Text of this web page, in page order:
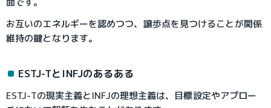
お互いのエネルギーを認めつつ、譲歩点を見つけることが関係
維持の鍵となります。
ESTJ-TとINFJのあるある
ESTJ-Tの現実主義とINFJの理想主義は、目標設定やアプロー